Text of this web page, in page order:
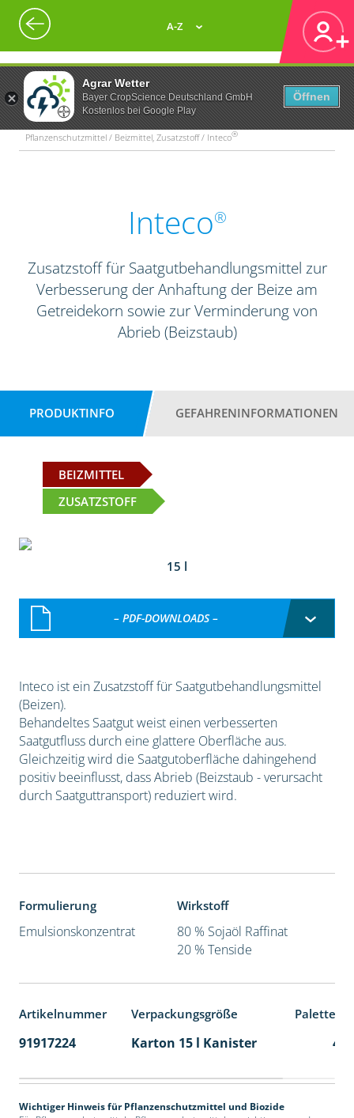
Agrar Wetter
Bayer CropScience Deutschland GmbH
Kostenlos bei Google Play
Öffnen
A-Z
Pflanzenschutzmittel / Beizmittel, Zusatzstoff / Inteco®
Inteco®
Zusatzstoff für Saatgutbehandlungsmittel zur
Verbesserung der Anhaftung der Beize am
Getreidekorn sowie zur Verminderung von
Abrieb (Beizstaub)
PRODUKTINFO GEFAHRENINFORMATIONEN
BEIZMITTEL
ZUSATZSTOFF
15 l
– PDF-DOWNLOADS –
Inteco ist ein Zusatzstoff für Saatgutbehandlungsmittel
(Beizen).
Behandeltes Saatgut weist einen verbesserten
Saatgutfluss durch eine glattere Oberfläche aus.
Gleichzeitig wird die Saatgutoberfläche dahingehend
positiv beeinflusst, dass Abrieb (Beizstaub - verursacht
durch Saatguttransport) reduziert wird.
Formulierung
Emulsionskonzentrat
Wirkstoff
80 % Sojaöl Raffinat
20 % Tenside
Artikelnummer Verpackungsgröße
91917224 Karton 15 l Kanister 48
Wichtiger Hinweis für Pflanzenschutzmittel und Biozide